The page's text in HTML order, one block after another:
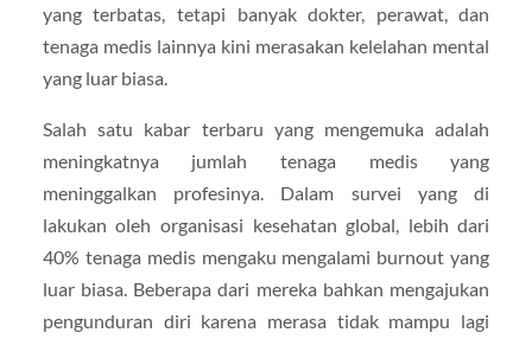
yang terbatas, tetapi banyak dokter, perawat, dan
tenaga medis lainnya kini merasakan kelelahan mental
yang luar biasa.
Salah satu kabar terbaru yang mengemuka adalah
meningkatnya jumlah tenaga medis yang
meninggalkan profesinya. Dalam survei yang di
lakukan oleh organisasi kesehatan global, lebih dari
40% tenaga medis mengaku mengalami burnout yang
luar biasa. Beberapa dari mereka bahkan mengajukan
pengunduran diri karena merasa tidak mampu lagi